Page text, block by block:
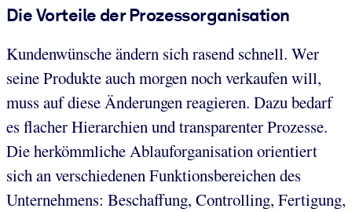
Die Vorteile der Prozessorganisation
Kundenwünsche ändern sich rasend schnell. Wer
seine Produkte auch morgen noch verkaufen will,
muss auf diese Änderungen reagieren. Dazu bedarf
es flacher Hierarchien und transparenter Prozesse.
Die herkömmliche Ablauforganisation orientiert
sich an verschiedenen Funktionsbereichen des
Unternehmens: Beschaffung, Controlling, Fertigung,